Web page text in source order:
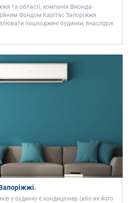
та області, компанія Віконда-
Фондом Карітас Запоріжжя
пошкоджені будинки, внаслідок
ворог продовжує нещадно руйнувати
небайдужим волонтерам ми
у будинку є кондиціонер (або як його